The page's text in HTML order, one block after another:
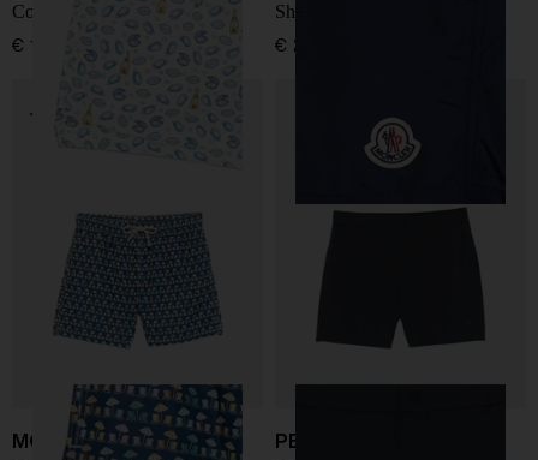
Costume Lightning
€ 119,00
Shorts da bagno logo
€ 290,00
MC2 Saint Barth PEOPLE OF SHIBUYA